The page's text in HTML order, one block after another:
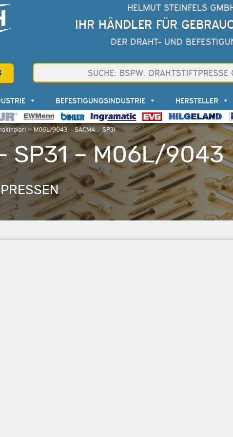
HELMUT STEINFELS
IHR HÄNDLER FÜR
DER DRAHT- UND
>M06L/9043 – SACMA – SP31
BEFESTIGUNGSINDUSTRIE HERSTELLER
SP31 – M06L/9043